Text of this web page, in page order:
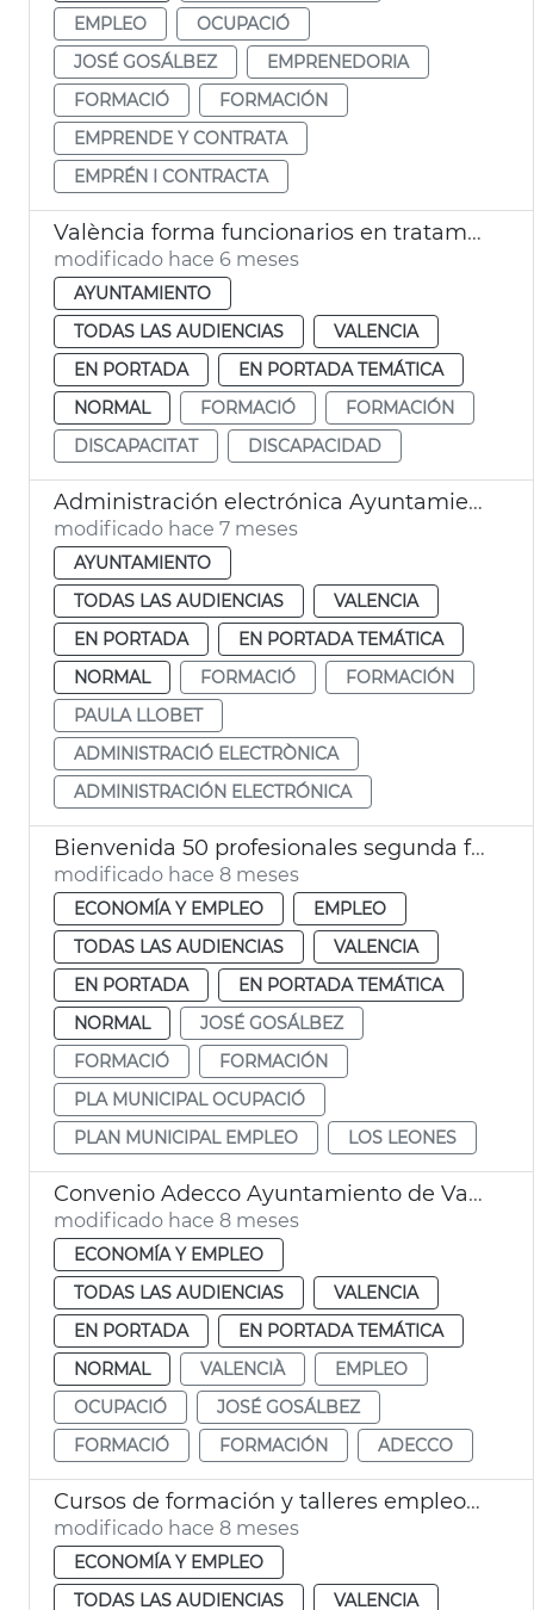
EMPLEO
OCUPACIÓ
JOSÉ GOSÁLBEZ
EMPRENEDORIA
FORMACIÓ
FORMACIÓN
EMPRENDE Y CONTRATA
EMPRÉN I CONTRACTA
València forma funcionarios en tratamiento a personas con discapacidad
modificado hace 6 meses
AYUNTAMIENTO
TODAS LAS AUDIENCIAS
VALENCIA
EN PORTADA
EN PORTADA TEMÁTICA
NORMAL
FORMACIÓ
FORMACIÓN
DISCAPACITAT
DISCAPACIDAD
Administración electrónica Ayuntamiento de València
modificado hace 7 meses
AYUNTAMIENTO
TODAS LAS AUDIENCIAS
VALENCIA
EN PORTADA
EN PORTADA TEMÁTICA
NORMAL
FORMACIÓ
FORMACIÓN
PAULA LLOBET
ADMINISTRACIÓ ELECTRÒNICA
ADMINISTRACIÓN ELECTRÓNICA
Bienvenida 50 profesionales segunda fase plan empleo municipal València
modificado hace 8 meses
ECONOMÍA Y EMPLEO
EMPLEO
TODAS LAS AUDIENCIAS
VALENCIA
EN PORTADA
EN PORTADA TEMÁTICA
NORMAL
JOSÉ GOSÁLBEZ
FORMACIÓ
FORMACIÓN
PLA MUNICIPAL OCUPACIÓ
PLAN MUNICIPAL EMPLEO
LOS LEONES
Convenio Adecco Ayuntamiento de València
modificado hace 8 meses
ECONOMÍA Y EMPLEO
TODAS LAS AUDIENCIAS
VALENCIA
EN PORTADA
EN PORTADA TEMÁTICA
NORMAL
VALENCIÀ
EMPLEO
OCUPACIÓ
JOSÉ GOSÁLBEZ
FORMACIÓ
FORMACIÓN ADECCO
Cursos de formación y talleres empleo València
modificado hace 8 meses
ECONOMÍA Y EMPLEO
TODAS LAS AUDIENCIAS
VALENCIA